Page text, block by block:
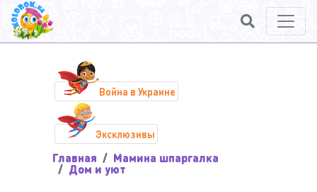
Война в Украине
Эксклюзивы
Главная Мамина шпаргалка
Дом и уют